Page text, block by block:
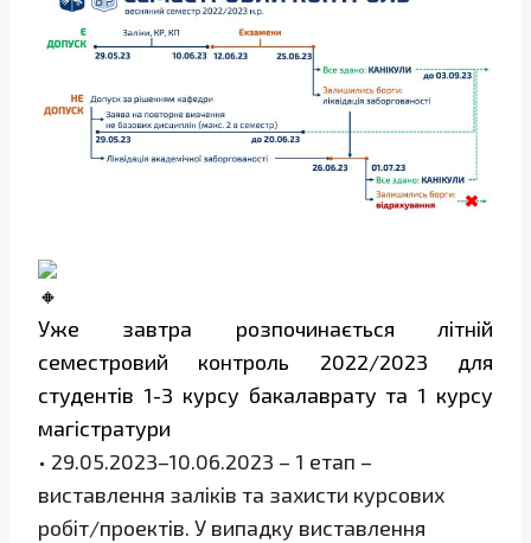
Уже завтра розпочинається літній
семестровий контроль 2022/2023 для
студентів 1-3 курсу бакалаврату та 1 курсу
магістратури
• 29.05.2023–10.06.2023 – 1 етап –
виставлення заліків та захисти курсових
робіт/проектів. У випадку виставлення